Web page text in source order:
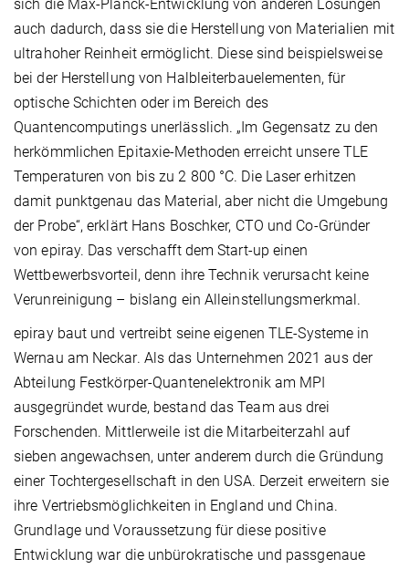
sich die Max-Planck-Entwicklung von anderen Lösungen
auch dadurch, dass sie die Herstellung von Materialien mit
ultrahoher Reinheit ermöglicht. Diese sind beispielsweise
bei der Herstellung von Halbleiterbauelementen, für
optische Schichten oder im Bereich des
Quantencomputings unerlässlich. „Im Gegensatz zu den
herkömmlichen Epitaxie-Methoden erreicht unsere TLE
Temperaturen von bis zu 2 800 °C. Die Laser erhitzen
damit punktgenau das Material, aber nicht die Umgebung
der Probe“, erklärt Hans Boschker, CTO und Co-Gründer
von epiray. Das verschafft dem Start-up einen
Wettbewerbsvorteil, denn ihre Technik verursacht keine
Verunreinigung – bislang ein Alleinstellungsmerkmal.
epiray baut und vertreibt seine eigenen TLE-Systeme in
Wernau am Neckar. Als das Unternehmen 2021 aus der
Abteilung Festkörper-Quantenelektronik am MPI
ausgegründet wurde, bestand das Team aus drei
Forschenden. Mittlerweile ist die Mitarbeiterzahl auf
sieben angewachsen, unter anderem durch die Gründung
einer Tochtergesellschaft in den USA. Derzeit erweitern sie
ihre Vertriebsmöglichkeiten in England und China.
Grundlage und Voraussetzung für diese positive
Entwicklung war die unbürokratische und passgenaue